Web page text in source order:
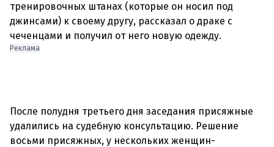
тренировочных штанах (которые он носил под
джинсами) к своему другу, рассказал о драке с
Реклама
После полудня третьего дня заседания присяжные
удалились на судебную консультацию. Решение
восьми присяжных, у нескольких женщин-